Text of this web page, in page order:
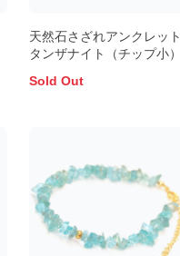
天然石さざれアンクレット
タンザナイト（チップ小）
Sold Out